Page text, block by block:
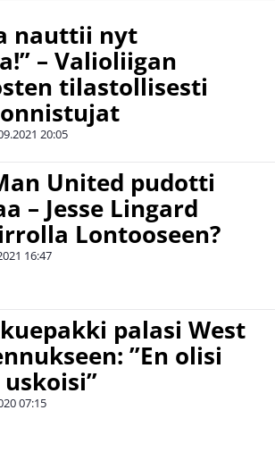
nauttii nyt
– Valioliigan
tilastollisesti
20:05
United pudotti
– Jesse Lingard
Lontooseen?
16:47
palasi West
”En olisi
07:15